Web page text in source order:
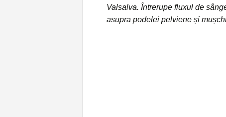
Valsalva. Întrerupe fluxul de
asupra podelei pelviene și